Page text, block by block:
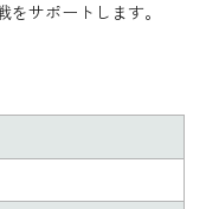
サポートします。